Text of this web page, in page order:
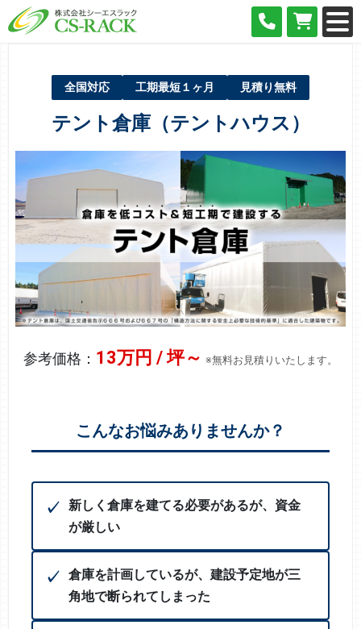
全国対応 工期最短１ヶ月 見積り無料
テント倉庫（テントハウス）
参考価格： 13万円 / 坪～ ※無料お見積りいたします。
こんなお悩みありませんか？
新しく倉庫を建てる必要があるが、資金
が厳しい
倉庫を計画しているが、建設予定地が三
角地で断られてしまった